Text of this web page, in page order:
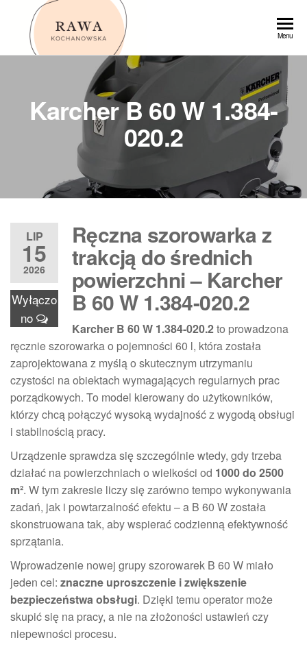
Przejdź
Menu
Karcher B 60 W 1.384-
020.2
LIP
15
2026
Wyłączo
no
Ręczna szorowarka z
trakcją do średnich
powierzchni – Karcher
B 60 W 1.384-020.2
Karcher B 60 W 1.384-020.2to prowadzona
ręcznie szorowarka o pojemności 60 l, która została
zaprojektowana z myślą o skutecznym utrzymaniu
czystości na obiektach wymagających regularnych prac
porządkowych. To model kierowany do użytkowników,
którzy chcą połączyć wysoką wydajność z wygodą obsługi
i stabilnością pracy.
Urządzenie sprawdza się szczególnie wtedy, gdy trzeba
działać na powierzchniach o wielkości od 1000 do 2500
m². W tym zakresie liczy się zarówno tempo wykonywania
zadań, jak i powtarzalność efektu – a B 60 W została
skonstruowana tak, aby wspierać codzienną efektywność
sprzątania.
Wprowadzenie nowej grupy szorowarek B 60 W miało
jeden cel: znaczne uproszczenie i zwiększenie
bezpieczeństwa obsługi. Dzięki temu operator może
skupić się na pracy, a nie na złożoności ustawień czy
niepewności procesu.